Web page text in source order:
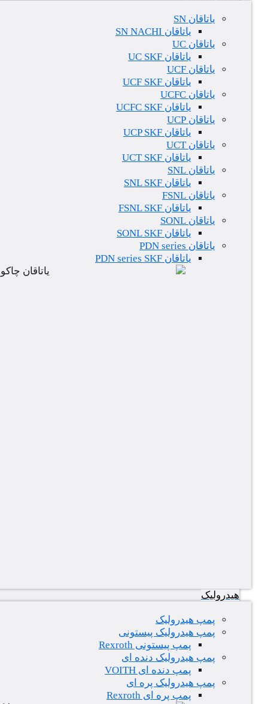
یاتاقان SN
یاتاقان SN NACHI
یاتاقان UC
یاتاقان UC SKF
یاتاقان UCF
یاتاقان UCF SKF
یاتاقان UCFC
یاتاقان UCFC SKF
یاتاقان UCP
یاتاقان UCP SKF
یاتاقان UCT
یاتاقان UCT SKF
یاتاقان SNL
یاتاقان SNL SKF
یاتاقان FSNL
یاتاقان FSNL SKF
یاتاقان SONL
یاتاقان SONL SKF
یاتاقان PDN series
یاتاقان PDN series SKF
هیدرولیک
پمپ هیدرولیک
پمپ هیدرولیک پیستونی
پمپ پیستونی Rexroth
پمپ هیدرولیک دنده ای
پمپ دنده ای VOITH
پمپ هیدرولیک پره ای
پمپ پره ای Rexroth